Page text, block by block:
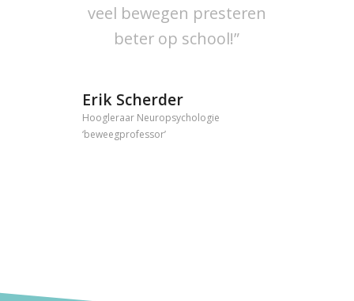
veel bewegen presteren
beter op school!”
Erik Scherder
Hoogleraar Neuropsychologie
‘beweegprofessor’